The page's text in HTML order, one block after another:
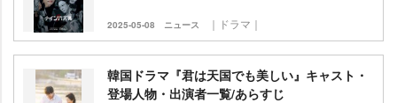
2025-05-08 ニュース ｜ドラマ｜
韓国ドラマ『君は天国でも美しい』キャスト・
登場人物・出演者一覧/あらすじ